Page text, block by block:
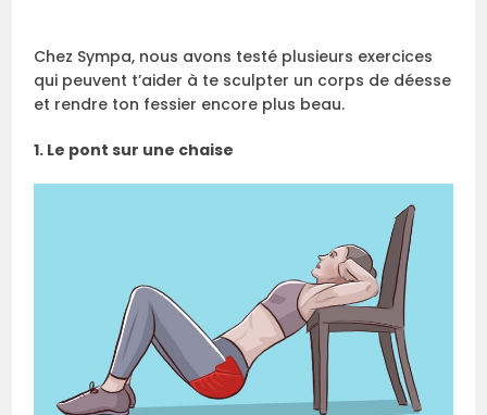
Chez Sympa, nous avons testé plusieurs exercices
qui peuvent t’aider à te sculpter un corps de déesse
et rendre ton fessier encore plus beau.
1. Le pont sur une chaise